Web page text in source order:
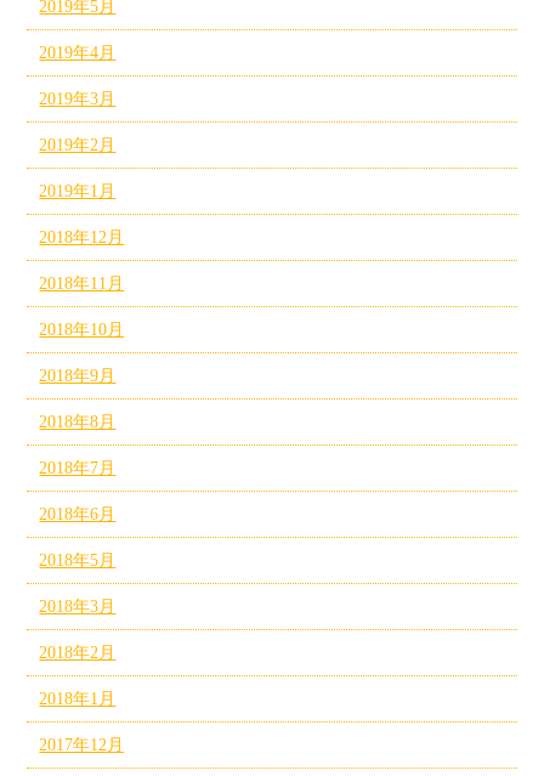
2019年5月
2019年4月
2019年3月
2019年2月
2019年1月
2018年12月
2018年11月
2018年10月
2018年9月
2018年8月
2018年7月
2018年6月
2018年5月
2018年3月
2018年2月
2018年1月
2017年12月